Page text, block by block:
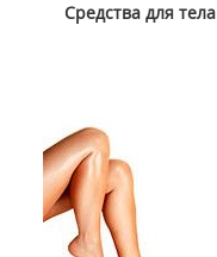
Средства для тела